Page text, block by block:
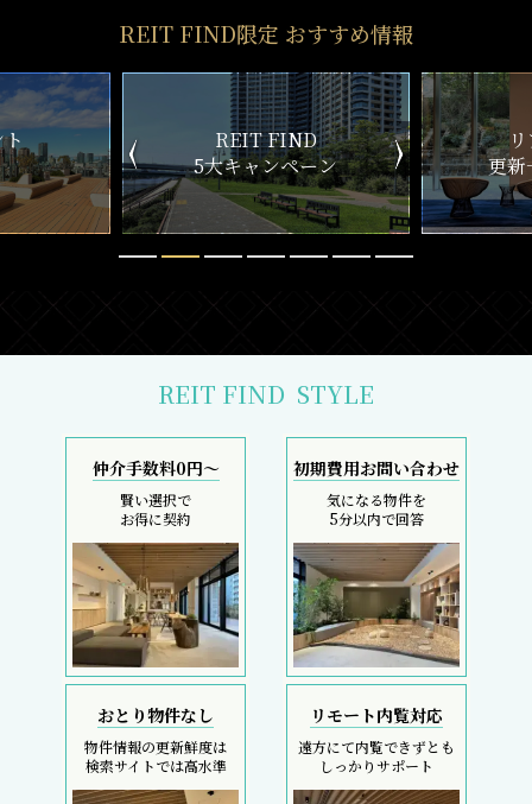
REIT FIND限定 おすすめ情報
ン
リアルタイム
更新一覧チェック
新
REIT FIND STYLE
仲介手数料0円～
賢い選択で
お得に契約
初期費用お問い合わせ
気になる物件を
5分以内で回答
おとり物件なし
物件情報の更新鮮度は
検索サイトでは高水準
リモート内覧対応
遠方にて内覧できずとも
しっかりサポート